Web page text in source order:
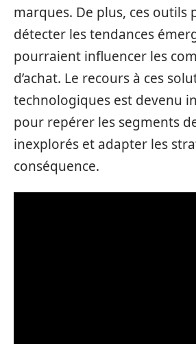
marques. De plus, ces outils
détecter les tendances
pourraient influencer les
d’achat. Le recours à ces
technologiques est devenu
pour repérer les segments
inexplorés et adapter les
conséquence.